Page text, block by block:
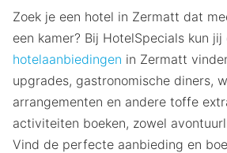
Zoek je een hotel in Zermatt dat
een kamer? Bij HotelSpecials kun
hotelaanbiedingen in Zermatt
upgrades, gastronomische diners,
arrangementen en andere toffe
activiteiten boeken, zowel
Vind de perfecte aanbieding en